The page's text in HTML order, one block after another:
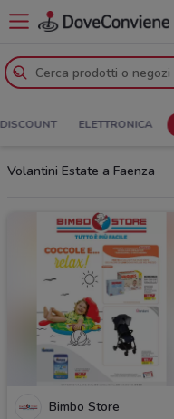
DISCOUNT ELETTRONICA
Volantini Estate a Faenza
Bimbo Store